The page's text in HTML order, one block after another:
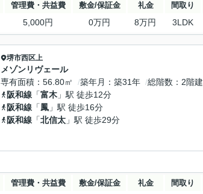
管理費・共益費 敷金/保証金 礼金 間取り
5,000円 0万円 8万円 3LDK
堺市西区上
メゾンリヴェール
専有面積
56.80㎡ 築年月 築31年 総階数 2階建
阪和線 「富木 」駅 徒歩12分
阪和線 「鳳 」駅 徒歩16分
阪和線 「北信太 」駅 徒歩29分
管理費・共益費 敷金/保証金 礼金 間取り